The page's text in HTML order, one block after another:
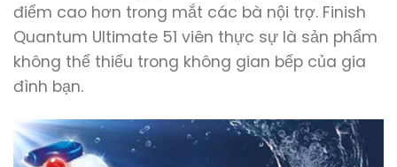
điểm cao hơn trong mắt các bà nội trợ. Finish
Quantum Ultimate 51 viên thực sự là sản phẩm
không thể thiếu trong không gian bếp của gia
đình bạn.